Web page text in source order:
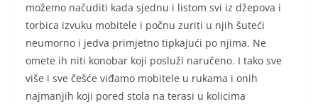
možemo načuditi kada sjednu i listom svi iz džepova i
torbica izvuku mobitele i počnu zuriti u njih šuteći
neumorno i jedva primjetno tipkajući po njima. Ne
omete ih niti konobar koji posluži naručeno. I tako sve
više i sve češće viđamo mobitele u rukama i onih
najmanjih koji pored stola na terasi u kolicima